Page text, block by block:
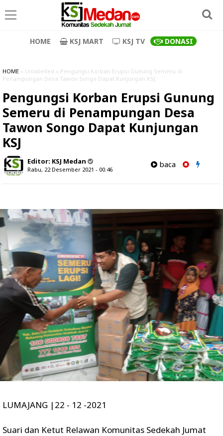
HOME KSJ MART KSJ TV DONASI
HOME » Unlabelled » Pengungsi Korban Erupsi Gunung Semeru di
Penampungan Desa Tawon Songo Dapat Kunjungan KSJ
Pengungsi Korban Erupsi Gunung
Semeru di Penampungan Desa
Tawon Songo Dapat Kunjungan
KSJ
Editor: KSJ Medan
Rabu, 22 Desember 2021 - 00.46
baca
LUMAJANG |22 - 12 -2021
Suari dan Ketut Relawan Komunitas Sedekah Jumat